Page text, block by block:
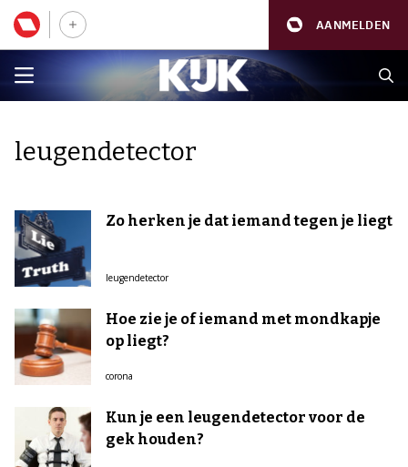
AANMELDEN
leugendetector
Zo herken je dat iemand tegen je liegt
leugendetector
Hoe zie je of iemand met mondkapje
op liegt?
corona
Kun je een leugendetector voor de
gek houden?